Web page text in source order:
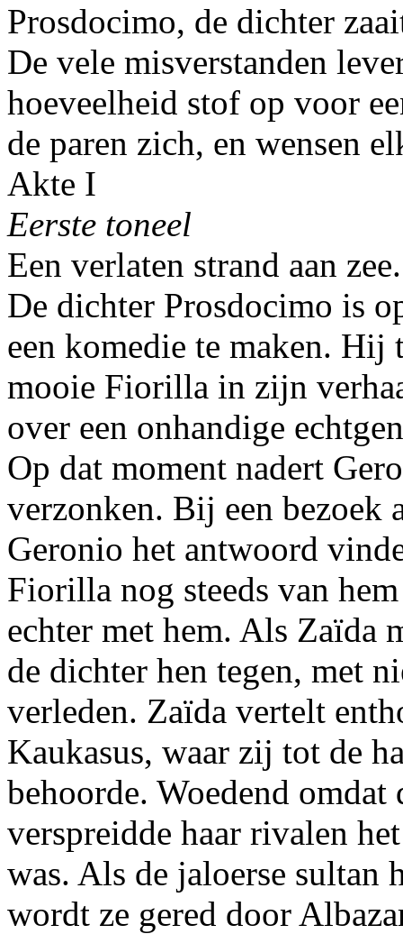
Prosdocimo, de dichter
De vele misverstanden
hoeveelheid stof op voor
de paren zich, en wensen
Akte I
Eerste toneel
Een verlaten strand aan zee.
De dichter Prosdocimo is
een komedie te maken.
mooie Fiorilla in zijn
over een onhandige
Op dat moment nadert
verzonken. Bij een bezoek
Geronio het antwoord
Fiorilla nog steeds van
echter met hem. Als Zaïda
de dichter hen tegen, met
verleden. Zaïda vertelt
Kaukasus, waar zij tot de
behoorde. Woedend
verspreidde haar rivalen
was. Als de jaloerse sultan
wordt ze gered door